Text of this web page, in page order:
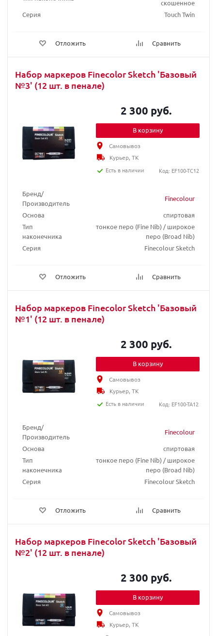
скошенное
Серия
Touch Twin
Отложить Сравнить
Набор маркеров Finecolor Sketch 'Базовый
№3' (12 шт. в пенале)
Бренд/
Производитель
Finecolour
Основа
спиртовая
Тип
наконечника
тонкое перо (Fine Nib) / широкое
перо (Broad Nib)
Серия
Finecolour Sketch
Отложить Сравнить
2 300 руб.
В корзину
Самовывоз
Курьер, ТК
Есть в наличии
Код: EF100-TC12
Набор маркеров Finecolor Sketch 'Базовый
№1' (12 шт. в пенале)
Бренд/
Производитель
Finecolour
Основа
спиртовая
Тип
наконечника
тонкое перо (Fine Nib) / широкое
перо (Broad Nib)
Серия
Finecolour Sketch
Отложить Сравнить
2 300 руб.
В корзину
Самовывоз
Курьер, ТК
Есть в наличии
Код: EF100-TA12
Набор маркеров Finecolor Sketch 'Базовый
№2' (12 шт. в пенале)
2 300 руб.
В корзину
Самовывоз
Курьер, ТК